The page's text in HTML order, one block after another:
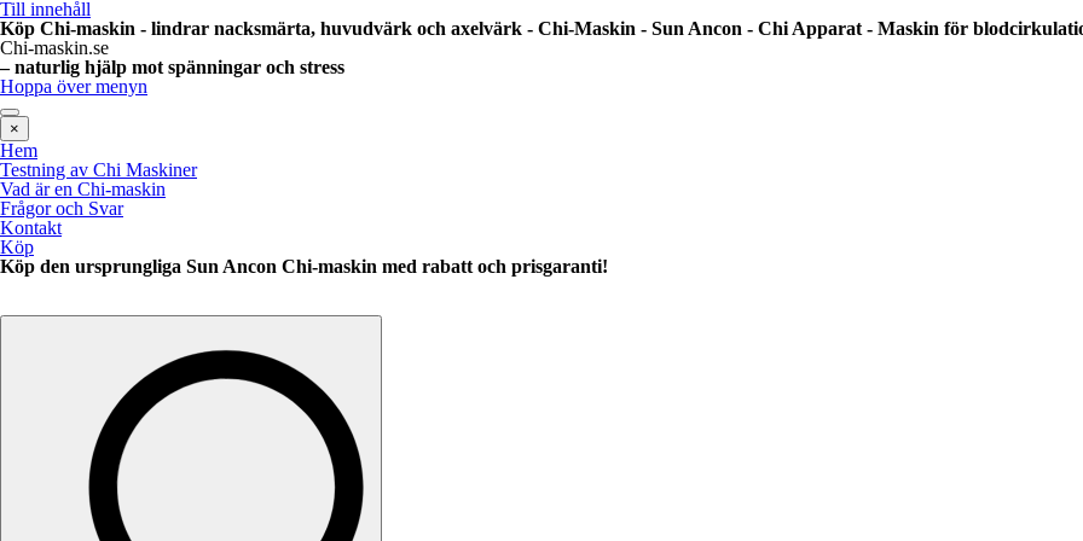
Till innehåll
Köp Chi-maskin - lindrar nacksmärta, huvudvärk och axelvärk - Chi-Maskin - Sun Ancon - Chi Apparat - Maskin för
Chi-maskin.se
– naturlig hjälp mot spänningar och stress
Hoppa över menyn
×
Hem
Testning av Chi Maskiner
Vad är en Chi-maskin
Frågor och Svar
Kontakt
Köp
Köp den ursprungliga Sun Ancon Chi-maskin med rabatt och prisgaranti!